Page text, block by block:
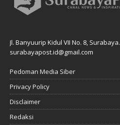
Jl. Banyuurip Kidul VII No. 8, Surabaya.
surabayapost.id@gmail.com
Pedoman Media Siber
Privacy Policy
Disclaimer
Redaksi